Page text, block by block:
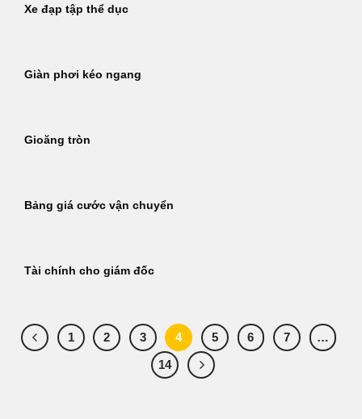
Xe đạp tập thể dục
Giàn phơi kéo ngang
Gioăng tròn
Bảng giá cước vận chuyển
Tài chính cho giám đốc
1 2 3 4 5 6 7
…
14